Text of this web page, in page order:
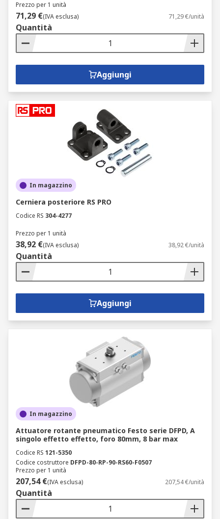
Prezzo per 1 unità
71,29 €(IVA esclusa) 71,29 €/unità
Quantità
Aggiungi
In magazzino
Cerniera posteriore RS PRO
Codice RS 304-4277
Prezzo per 1 unità
38,92 €(IVA esclusa) 38,92 €/unità
Quantità
Aggiungi
In magazzino
Attuatore rotante pneumatico Festo serie DFPD, A
singolo effetto effetto, foro 80mm, 8 bar max
Codice RS 121-5350
Codice costruttore DFPD-80-RP-90-RS60-F0507
Prezzo per 1 unità
207,54 €(IVA esclusa) 207,54 €/unità
Quantità